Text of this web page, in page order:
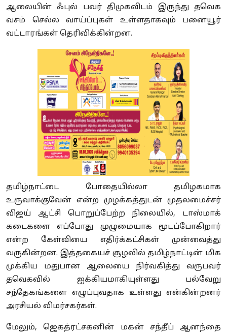
ஆலையின் ஃபுல் பவர் திமுகவிடம் இருந்து தவெக
வசம் செல்ல வாய்ப்புகள் உள்ளதாகவும் பனையூர்
வட்டாரங்கள் தெரிவிக்கின்றன.
தமிழ்நாட்டை போதையில்லா தமிழகமாக
உருவாக்குவேன் என்ற முழக்கத்துடன் முதலமைச்சர்
விஜய் ஆட்சி பொறுப்பேற்ற நிலையில், டாஸ்மாக்
கடைகளை எப்போது முழுமையாக மூடப்போகிறார்
என்ற கேள்வியை எதிர்க்கட்சிகள் முன்வைத்து
வருகின்றன. இத்தகையச் சூழலில் தமிழ்நாட்டின் மிக
முக்கிய மதுபான ஆலையை நிர்வகித்து வருபவர்
தவெகவில் ஐக்கியமாகியுள்ளது பல்வேறு
சந்தேகங்களை எழுப்புவதாக உள்ளது என்கின்றனர்
அரசியல் விமர்சகர்கள்.
மேலும், ஜெகத்ரட்சகனின் மகன் சந்தீப் ஆனந்தை